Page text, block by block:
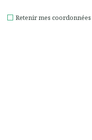
Retenir mes coordonnées